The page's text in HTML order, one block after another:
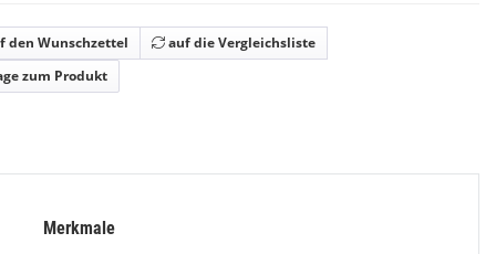
den Wunschzettel
auf die Vergleichsliste
zum Produkt
Merkmale
Kinderzimmer Set Magic